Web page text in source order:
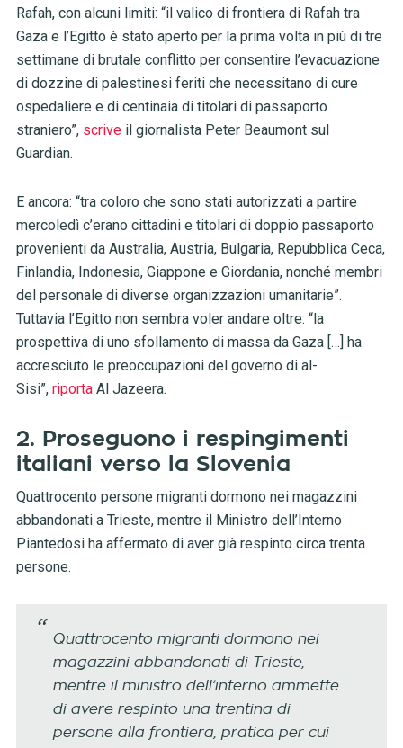
Rafah, con alcuni limiti: “il valico di frontiera di Rafah tra
Gaza e l’Egitto è stato aperto per la prima volta in più di tre
settimane di brutale conflitto per consentire l’evacuazione
di dozzine di palestinesi feriti che necessitano di cure
ospedaliere e di centinaia di titolari di passaporto
straniero”, scriveil giornalista Peter Beaumont sul
Guardian.
E ancora: “tra coloro che sono stati autorizzati a partire
mercoledì c’erano cittadini e titolari di doppio passaporto
provenienti da Australia, Austria, Bulgaria, Repubblica Ceca,
Finlandia, Indonesia, Giappone e Giordania, nonché membri
del personale di diverse organizzazioni umanitarie”.
Tuttavia l’Egitto non sembra voler andare oltre: “la
prospettiva di uno sfollamento di massa da Gaza […] ha
accresciuto le preoccupazioni del governo di al-
Sisi”, riportaAl Jazeera.
2. Proseguono i respingimenti
italiani verso la Slovenia
Quattrocento persone migranti dormono nei magazzini
abbandonati a Trieste, mentre il Ministro dell’Interno
Piantedosi ha affermato di aver già respinto circa trenta
persone.
Quattrocento migranti dormono nei
magazzini abbandonati di Trieste,
mentre il ministro dell’interno ammette
di avere respinto una trentina di
persone alla frontiera, pratica per cui